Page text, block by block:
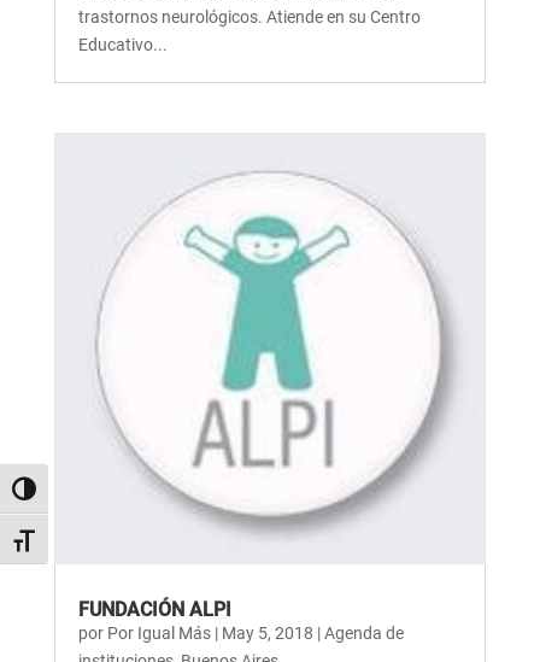
Alternar alto contraste
Alternar tamaño de letra
trastornos neurológicos. Atiende en su Centro
Educativo...
FUNDACIÓN ALPI
por Por Igual Más| May 5, 2018 |Agenda de